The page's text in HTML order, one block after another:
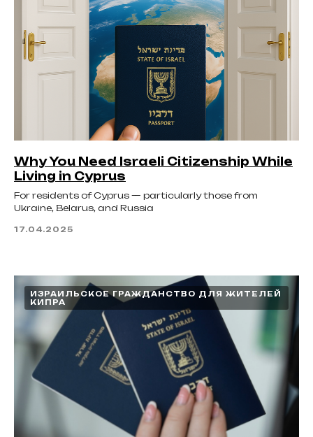
Why You Need Israeli Citizenship While
Living in Cyprus
For residents of Cyprus — particularly those from
Ukraine, Belarus, and Russia
17.04.2025
ИЗРАИЛЬСКОЕ ГРАЖДАНСТВО ДЛЯ ЖИТЕЛЕЙ
КИПРА